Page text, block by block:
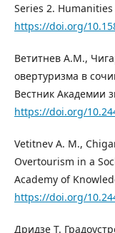
Series 2. Humanities
https://doi.org/
Ветитнев А.М.,
овертуризма в
Вестник Академии
https://doi.org/
Vetitnev A. M.,
Overtourism in a
Academy of
https://doi.org/
Дридзе Т.